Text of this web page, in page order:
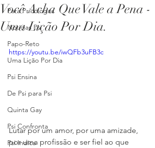
Para Psicólogos
Notícias Psi
Papo-Reto
Uma Lição Por Dia
Psi Ensina
De Psi para Psi
Quinta Gay
Psi Confronta
Psi Indica
Você Acha Que Vale a Pena -
Uma Lição Por Dia.
https://youtu.be/iwQFb3uFB3c
Lutar por um amor, por uma amizade,
por uma profissão e ser fiel ao que